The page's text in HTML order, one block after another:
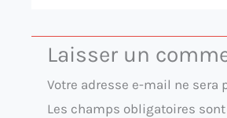
Laisser un
Votre adresse e-mail ne sera
Les champs obligatoires